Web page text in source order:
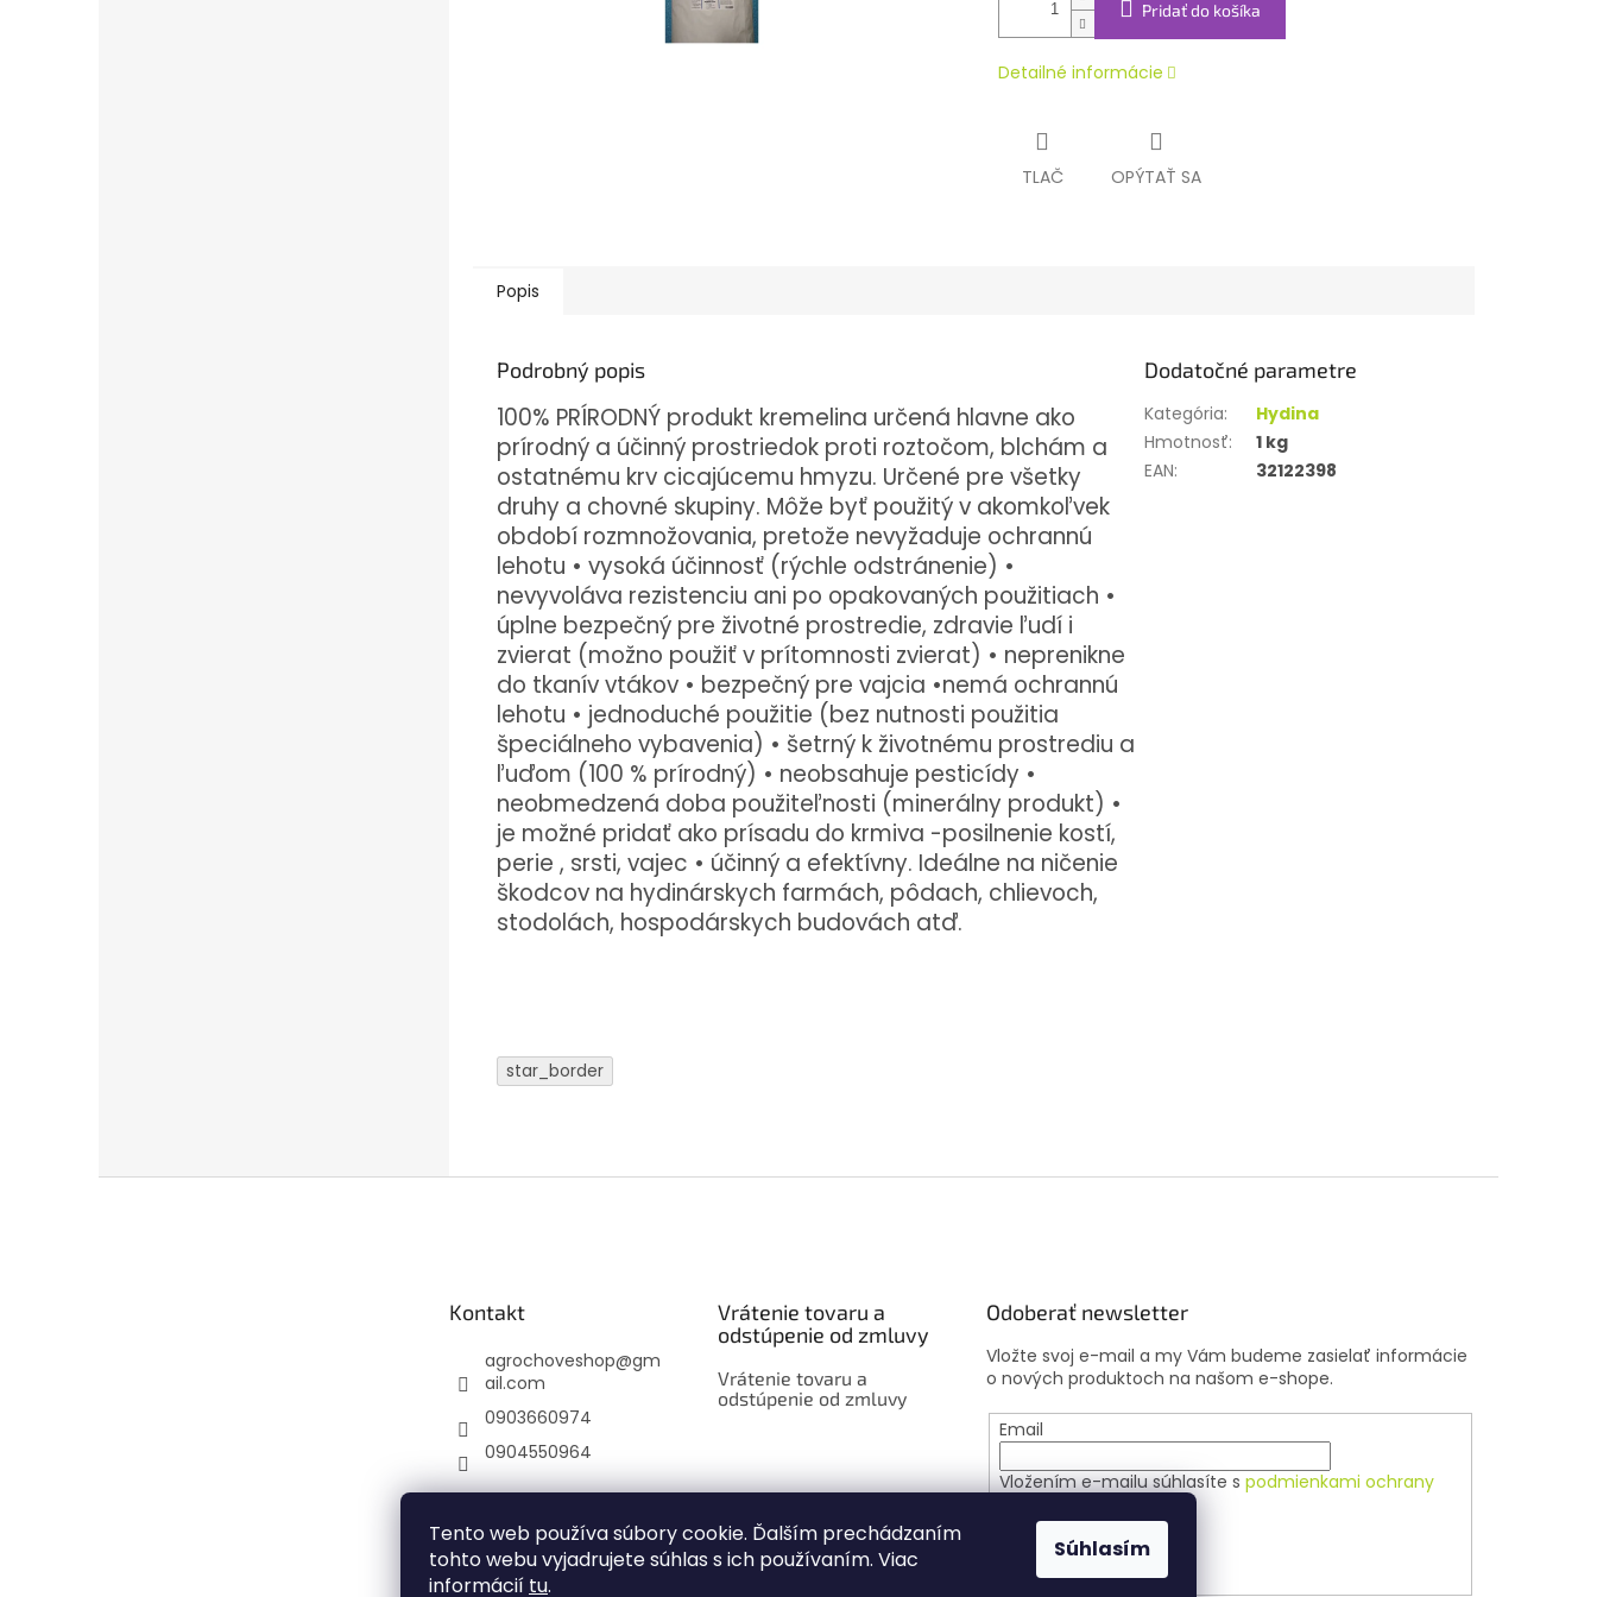
Tento web používa súbory cookie. Ďalším prechádzaním
tohto webu vyjadrujete súhlas s ich používaním. Viac
informácií tu.
Súhlasím
Pridať do košíka
Detailné informácie
TLAČ OPÝTAŤ SA
Popis
Podrobný popis
100% PRÍRODNÝ produkt kremelina určená hlavne ako
prírodný a účinný prostriedok proti roztočom, blchám a
ostatnému krv cicajúcemu hmyzu. Určené pre všetky
druhy a chovné skupiny. Môže byť použitý v akomkoľvek
období rozmnožovania, pretože nevyžaduje ochrannú
lehotu • vysoká účinnosť (rýchle odstránenie) •
nevyvoláva rezistenciu ani po opakovaných použitiach •
úplne bezpečný pre životné prostredie, zdravie ľudí i
zvierat (možno použiť v prítomnosti zvierat) • neprenikne
do tkanív vtákov • bezpečný pre vajcia •nemá ochrannú
lehotu • jednoduché použitie (bez nutnosti použitia
špeciálneho vybavenia) • šetrný k životnému prostrediu a
ľuďom (100 % prírodný) • neobsahuje pesticídy •
neobmedzená doba použiteľnosti (minerálny produkt) •
je možné pridať ako prísadu do krmiva -posilnenie kostí,
perie , srsti, vajec • účinný a efektívny. Ideálne na ničenie
škodcov na hydinárskych farmách, pôdach, chlievoch,
stodolách, hospodárskych budovách atď.
star_border
Dodatočné parametre
Kategória:
Hydina
Hmotnosť:
1 kg
EAN: 32122398
Kontakt
agrochoveshop@gm
ail.com
0903660974
0904550964
Vrátenie tovaru a
odstúpenie od zmluvy
Vrátenie tovaru a
odstúpenie od zmluvy
Odoberať newsletter
Vložte svoj e-mail a my Vám budeme zasielať informácie
o nových produktoch na našom e-shope.
Email
Vložením e-mailu súhlasíte spodmienkami ochrany
PRIHLÁSIŤ SA